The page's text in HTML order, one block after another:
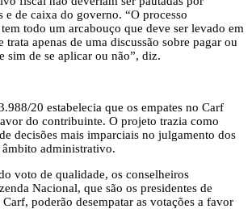
e de caixa do governo. “O processo
todo um arcabouço que deve ser levado em
trata apenas de uma discussão sobre pagar ou
sim de se aplicar ou não”, diz.
20 estabelecia que os empates no Carf
do contribuinte. O projeto trazia como
decisões mais imparciais no julgamento dos
âmbito administrativo.
voto de qualidade, os conselheiros
Nacional, que são os presidentes de
poderão desempatar as votações a favor